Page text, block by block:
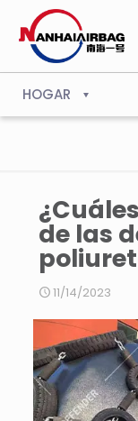
HOGAR
de las
11/14/2023